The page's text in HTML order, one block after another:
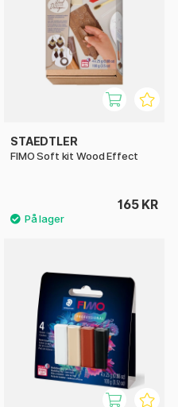
STAEDTLER
FIMO Soft kit Wood Effect
165 KR